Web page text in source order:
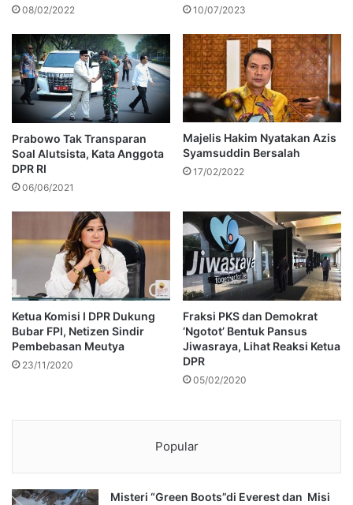
08/02/2022 10/07/2023
Prabowo Tak Transparan
Soal Alutsista, Kata Anggota
DPR RI
06/06/2021
Majelis Hakim Nyatakan Azis
Syamsuddin Bersalah
17/02/2022
Ketua Komisi I DPR Dukung
Bubar FPI, Netizen Sindir
Pembebasan Meutya
23/11/2020
Fraksi PKS dan Demokrat
‘Ngotot’ Bentuk Pansus
Jiwasraya, Lihat Reaksi Ketua
DPR
05/02/2020
Popular
Misteri “Green Boots”di Everest dan Misi